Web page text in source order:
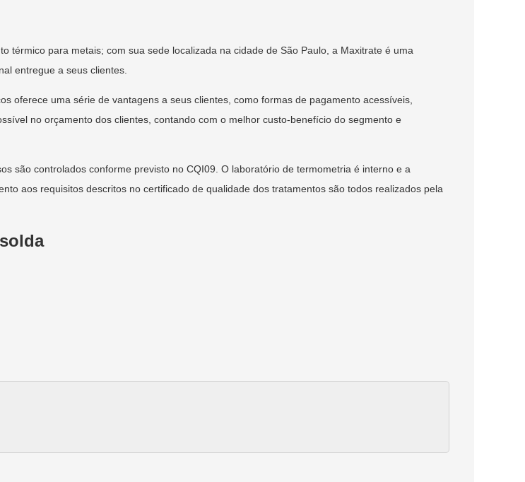
térmico para metais; com sua sede localizada na cidade de São Paulo, a Maxitrate é uma
entregue a seus clientes.
oferece uma série de vantagens a seus clientes, como formas de pagamento acessíveis,
no orçamento dos clientes, contando com o melhor custo-benefício do segmento e
são controlados conforme previsto no CQI09. O laboratório de termometria é interno e a
aos requisitos descritos no certificado de qualidade dos tratamentos são todos realizados pela